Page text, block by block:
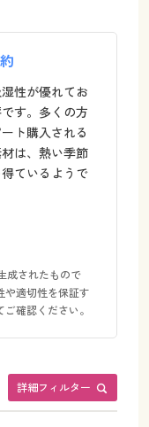
性が優れてお
す。多くの方
ト購入される
は、熱い季節
ているようで
成されたもので
や適切性を保証す
確認ください。
詳細フィルター